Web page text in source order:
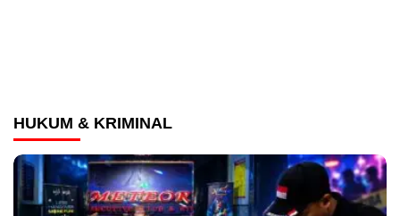
HUKUM & KRIMINAL